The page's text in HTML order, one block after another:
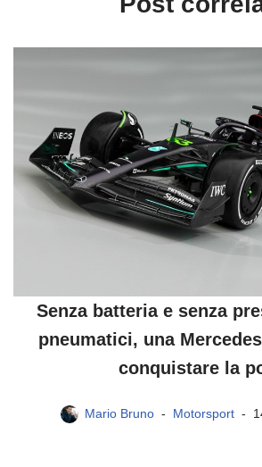
Senza batteria e senza
pneumatici, una
conquistare la
Mario Bruno Motorsport